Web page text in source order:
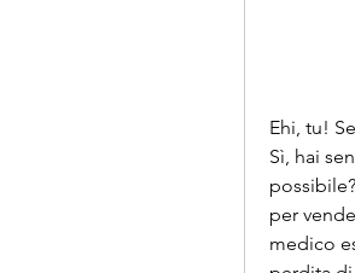
Ehi, tu!
Sì, hai
per
medico